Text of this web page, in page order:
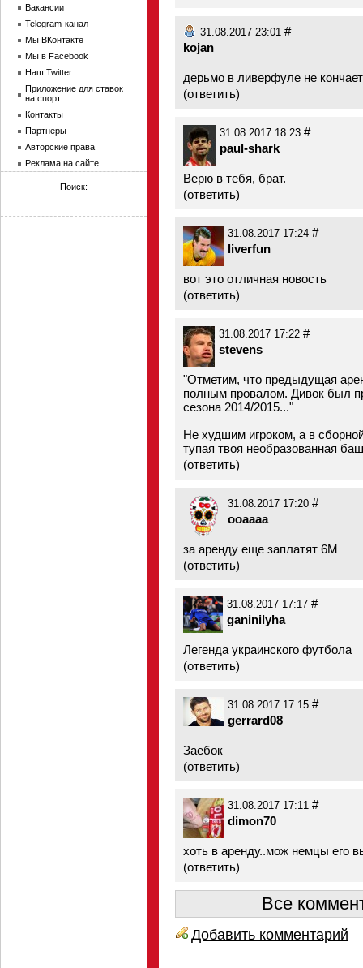
31.08.2017 23:01 #
kojan
дерьмо в ливерфуле не
(ответить)
31.08.2017 18:23 #
paul-shark
Верю в тебя, брат.
(ответить)
31.08.2017 17:24 #
liverfun
вот это отличная новость
(ответить)
31.08.2017 17:22 #
stevens
"Отметим, что предыдущая
полным провалом. Дивок был
сезона 2014/2015..."
Не худшим игроком, а в
тупая твоя необразованная
(ответить)
31.08.2017 17:20 #
ooaaaa
за аренду еще заплатят 6M
(ответить)
31.08.2017 17:17 #
ganinilyha
Легенда украинского футбола
(ответить)
31.08.2017 17:15 #
gerrard08
Заебок
(ответить)
31.08.2017 17:11 #
dimon70
хоть в аренду..мож немцы его
(ответить)
Все
Добавить комментарий
Вакансии
Telegram-канал
Мы ВКонтакте
Мы в Facebook
Наш Twitter
Приложение для ставок
на спорт
Контакты
Партнеры
Авторские права
Реклама на сайте
Поиск: